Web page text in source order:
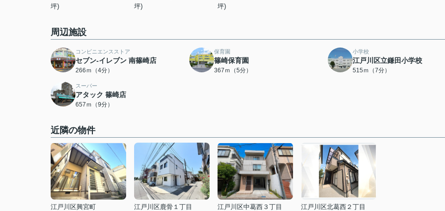
坪)
坪)
坪)
周辺施設
コンビニエンスストア
セブン-イレブン 南篠崎店
266ｍ（4分）
保育園
篠崎保育園
367ｍ（5分）
小学校
江戸川区立鎌田小学校
515ｍ（7分）
スーパー
アタック 篠崎店
657ｍ（9分）
近隣の物件
江戸川区興宮町
江戸川区鹿骨１丁目
江戸川区中葛西３丁目
江戸川区北葛西２丁目